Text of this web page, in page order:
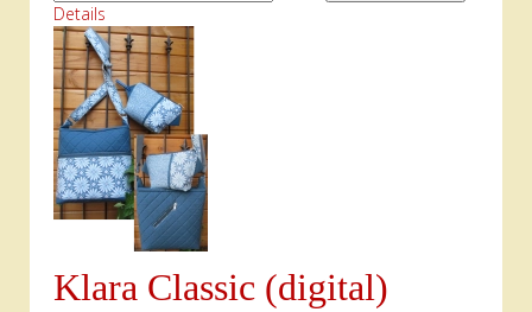
Details
Klara Classic (digital)